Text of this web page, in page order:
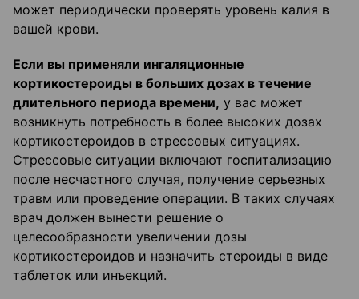
может периодически проверять уровень калия в
вашей крови.
Если вы применяли ингаляционные
кортикостероиды в больших дозах в течение
длительного периода времени, у вас может
возникнуть потребность в более высоких дозах
кортикостероидов в стрессовых ситуациях.
Стрессовые ситуации включают госпитализацию
после несчастного случая, получение серьезных
травм или проведение операции. В таких случаях
врач должен вынести решение о
целесообразности увеличении дозы
кортикостероидов и назначить стероиды в виде
таблеток или инъекций.